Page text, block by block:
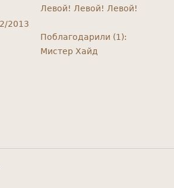
2013
Левой! Левой! Левой!
Поблагодарили (1):
Мистер Хайд